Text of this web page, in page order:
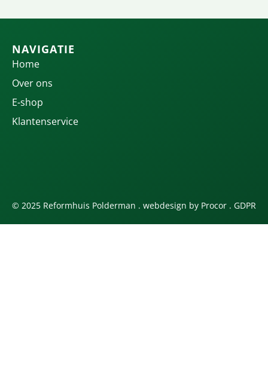
NAVIGATIE
Home
Over ons
E-shop
Klantenservice
© 2025 Reformhuis Polderman . webdesign by Procor . GDPR